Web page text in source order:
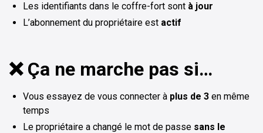
Les identifiants dans le coffre-fort sont à jour
L’abonnement du propriétaire est actif
❌ Ça ne marche pas si…
Vous essayez de vous connecter à plus de 3 en même
temps
Le propriétaire a changé le mot de passe sans le